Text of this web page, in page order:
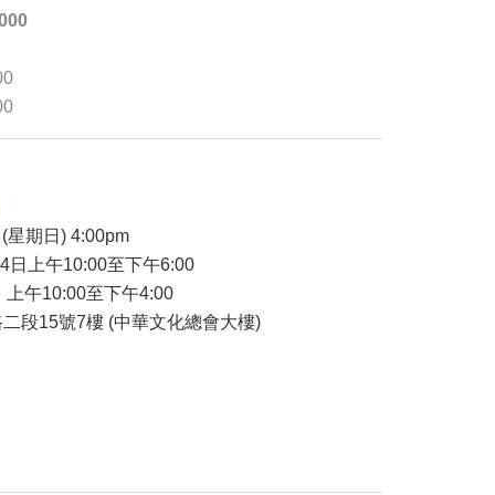
星期日) 4:00pm
日上午10:00至下午6:00
上午10:00至下午4:00
段15號7樓 (中華文化總會大樓)